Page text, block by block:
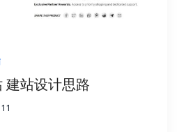
别 信息型关键词 “What is a
does a shock absorber
“Hydraulic…
建站设计思路